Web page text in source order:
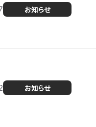
お知らせ
お知らせ